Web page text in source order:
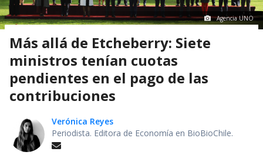
Agencia UNO
Más allá de Etcheberry: Siete
ministros tenían cuotas
pendientes en el pago de las
contribuciones
Verónica Reyes
Periodista. Editora de Economía en BioBioChile.